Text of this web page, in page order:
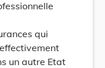
qui
un autre Etat